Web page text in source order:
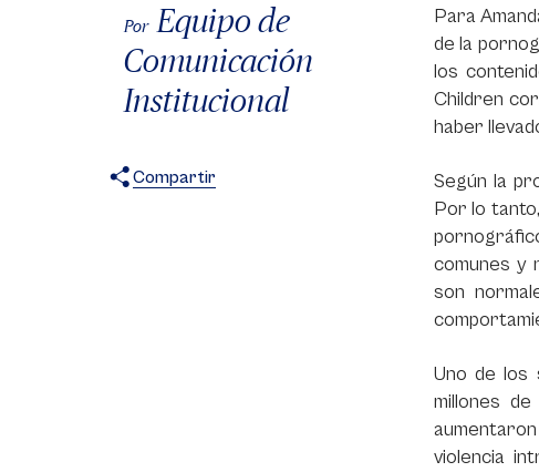
Por Equipo de
Comunicación
Institucional
Compartir
Para
de la
los
Children
haber
Según la
Por lo
comunes y
son
Uno de los
millones
violencia